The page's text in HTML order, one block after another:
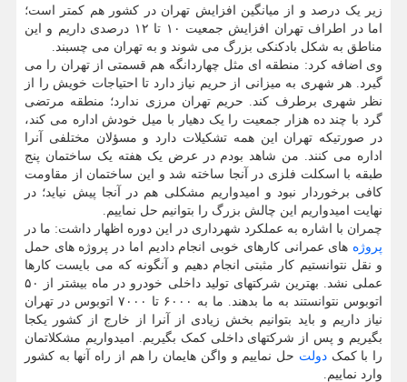
زیر یک درصد و از میانگین افزایش تهران در کشور هم کمتر است؛
اما در اطراف تهران افزایش جمعیت ۱۰ تا ۱۲ درصدی داریم و این
مناطق به شکل بادکنکی بزرگ می شوند و به تهران می چسبند.
وی اضافه کرد: منطقه ای مثل چهاردانگه هم قسمتی از تهران را می
گیرد. هر شهری به میزانی از حریم نیاز دارد تا احتیاجات خویش را از
نظر شهری برطرف کند. حریم تهران مرزی ندارد؛ منطقه مرتضی
گرد با چند ده هزار جمعیت را یک دهیار با میل خودش اداره می کند،
در صورتیکه تهران این همه تشکیلات دارد و مسؤلان مختلفی آنرا
اداره می کنند. من شاهد بودم در عرض یک هفته یک ساختمان پنج
طبقه با اسکلت فلزی در آنجا ساخته شد و این ساختمان از مقاومت
کافی برخوردار نبود و امیدواریم مشکلی هم در آنجا پیش نیاید؛ در
نهایت امیدواریم این چالش بزرگ را بتوانیم حل نماییم.
چمران با اشاره به عملکرد شهرداری در این دوره اظهار داشت: ما در
پروژه های عمرانی کارهای خوبی انجام دادیم اما در پروژه های حمل
و نقل نتوانستیم کار مثبتی انجام دهیم و آنگونه که می بایست کارها
عملی نشد. بهترین شرکتهای تولید داخلی خودرو در ماه بیشتر از ۵۰
اتوبوس نتوانستند به ما بدهند. ما به ۶۰۰۰ تا ۷۰۰۰ اتوبوس در تهران
نیاز داریم و باید بتوانیم بخش زیادی از آنرا از خارج از کشور یکجا
بگیریم و پس از شرکتهای داخلی کمک بگیریم. امیدواریم مشکلاتمان
را با کمکدولت حل نماییم و واگن هایمان را هم از راه آنها به کشور
وارد نماییم.